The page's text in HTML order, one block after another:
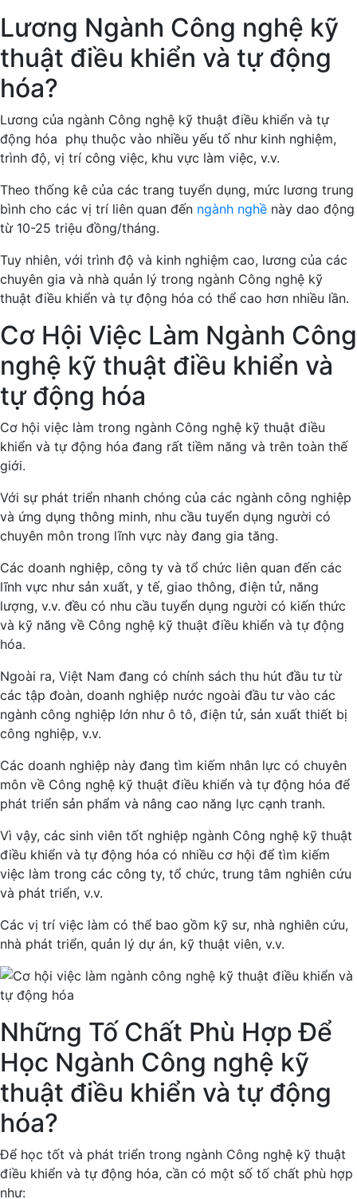
Lương Ngành Công nghệ kỹ
thuật điều khiển và tự động
hóa?
Lương của ngành Công nghệ kỹ thuật điều khiển và tự
động hóa phụ thuộc vào nhiều yếu tố như kinh nghiệm,
trình độ, vị trí công việc, khu vực làm việc, v.v.
Theo thống kê của các trang tuyển dụng, mức lương trung
bình cho các vị trí liên quan đến ngành nghề này dao động
từ 10-25 triệu đồng/tháng.
Tuy nhiên, với trình độ và kinh nghiệm cao, lương của các
chuyên gia và nhà quản lý trong ngành Công nghệ kỹ
thuật điều khiển và tự động hóa có thể cao hơn nhiều lần.
Cơ Hội Việc Làm Ngành Công
nghệ kỹ thuật điều khiển và
tự động hóa
Cơ hội việc làm trong ngành Công nghệ kỹ thuật điều
khiển và tự động hóa đang rất tiềm năng và trên toàn thế
giới.
Với sự phát triển nhanh chóng của các ngành công nghiệp
và ứng dụng thông minh, nhu cầu tuyển dụng người có
chuyên môn trong lĩnh vực này đang gia tăng.
Các doanh nghiệp, công ty và tổ chức liên quan đến các
lĩnh vực như sản xuất, y tế, giao thông, điện tử, năng
lượng, v.v. đều có nhu cầu tuyển dụng người có kiến thức
và kỹ năng về Công nghệ kỹ thuật điều khiển và tự động
hóa.
Ngoài ra, Việt Nam đang có chính sách thu hút đầu tư từ
các tập đoàn, doanh nghiệp nước ngoài đầu tư vào các
ngành công nghiệp lớn như ô tô, điện tử, sản xuất thiết bị
công nghiệp, v.v.
Các doanh nghiệp này đang tìm kiếm nhân lực có chuyên
môn về Công nghệ kỹ thuật điều khiển và tự động hóa để
phát triển sản phẩm và nâng cao năng lực cạnh tranh.
Vì vậy, các sinh viên tốt nghiệp ngành Công nghệ kỹ thuật
điều khiển và tự động hóa có nhiều cơ hội để tìm kiếm
việc làm trong các công ty, tổ chức, trung tâm nghiên cứu
và phát triển, v.v.
Các vị trí việc làm có thể bao gồm kỹ sư, nhà nghiên cứu,
nhà phát triển, quản lý dự án, kỹ thuật viên, v.v.
Những Tố Chất Phù Hợp Để
Học Ngành Công nghệ kỹ
thuật điều khiển và tự động
hóa?
Để học tốt và phát triển trong ngành Công nghệ kỹ thuật
điều khiển và tự động hóa, cần có một số tố chất phù hợp
như: